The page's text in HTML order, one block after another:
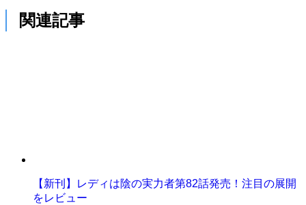
関連記事
【新刊】レディは陰の実力者第82話発売！注目の展開
をレビュー